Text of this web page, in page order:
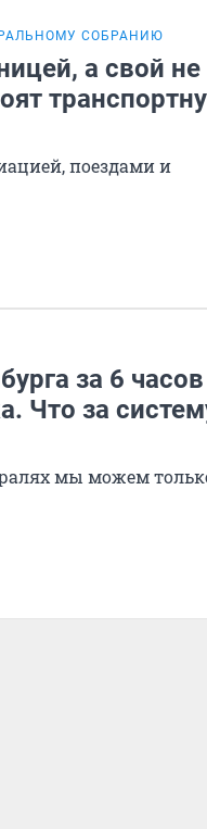
СОБРАНИЮ
а свой не
поездами и
за 6 часов
Что за
мы можем